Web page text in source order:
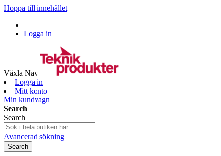
Hoppa till innehållet
Logga in
Växla Nav
Logga in
Mitt konto
Min kundvagn
Search
Search
Avancerad sökning
Search